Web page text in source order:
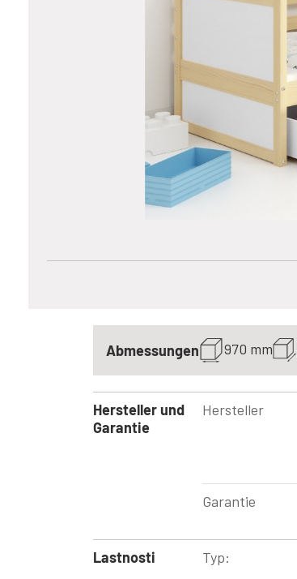
Abmessungen 970 mm
Hersteller und
Garantie
Hersteller
Garantie
Lastnosti Typ: